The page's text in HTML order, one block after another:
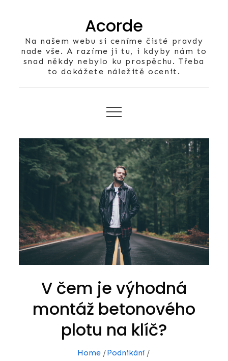
Acorde
Na našem webu si ceníme čisté pravdy
nade vše. A razíme ji tu, i kdyby nám to
snad někdy nebylo ku prospěchu. Třeba
to dokážete náležitě ocenit.
V čem je výhodná
montáž betonového
plotu na klíč?
Home
Podnikání